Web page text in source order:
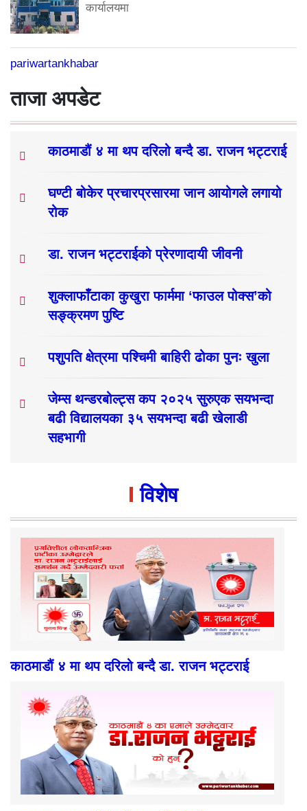
कार्यालयमा
pariwartankhabar
ताजा अपडेट
काठमाडौं ४ मा थप दरिलो बन्दै डा. राजन भट्टराई
घण्टी बोकेर प्रचारप्रसारमा जान आयोगले लगायो
रोक
डा. राजन भट्टराईको प्रेरणादायी जीवनी
शुक्लाफाँटाका कुखुरा फार्ममा ‘फाउल पोक्स’को
सङ्क्रमण पुष्टि
पशुपति क्षेत्रमा पश्चिमी बाहिरी ढोका पुनः खुला
जेम्स थन्डरबोल्ट्स कप २०२५ सुरुएक सयभन्दा
बढी विद्यालयका ३५ सयभन्दा बढी खेलाडी
सहभागी
विशेष
काठमाडौं ४ मा थप दरिलो बन्दै डा. राजन भट्टराई